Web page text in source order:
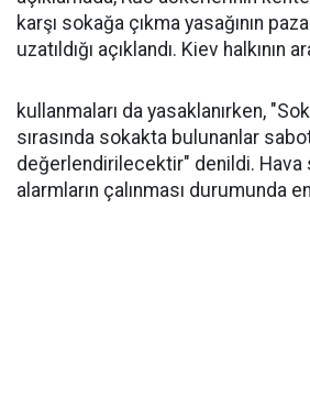
karşı sokağa çıkma yasağının
uzatıldığı açıklandı. Kiev halkının
kullanmaları da yasaklanırken,
sırasında sokakta bulunanlar
değerlendirilecektir" denildi. Hava
alarmların çalınması durumunda